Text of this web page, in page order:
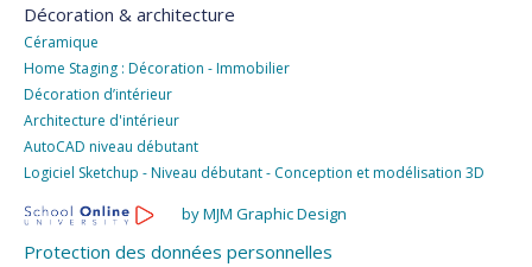
Décoration & architecture
Céramique
Home Staging : Décoration - Immobilier
Décoration d’intérieur
Architecture d'intérieur
AutoCAD niveau débutant
Logiciel Sketchup - Niveau débutant - Conception et modélisation 3D
by MJM Graphic Design
Protection des données personnelles